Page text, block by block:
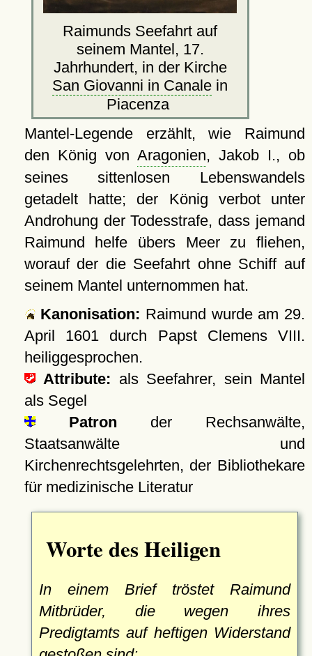
Raimunds Seefahrt auf
seinem Mantel, 17.
Jahrhundert, in der Kirche
San Giovanni in Canale in
Piacenza
Mantel-Legende erzählt, wie Raimund
den König vonAragonien, Jakob I., ob
seines sittenlosen Lebenswandels
getadelt hatte; der König verbot unter
Androhung der Todesstrafe, dass jemand
Raimund helfe übers Meer zu fliehen,
worauf der die Seefahrt ohne Schiff auf
seinem Mantel unternommen hat.
Kanonisation: Raimund wurde am 29.
April 1601 durch Papst Clemens VIII.
heiliggesprochen.
Attribute: als Seefahrer, sein Mantel
als Segel
Patron der Rechsanwälte,
Staatsanwälte und
Kirchenrechtsgelehrten, der Bibliothekare
für medizinische Literatur
Worte des Heiligen
In einem Brief tröstet Raimund
Mitbrüder, die wegen ihres
Predigtamts auf heftigen Widerstand